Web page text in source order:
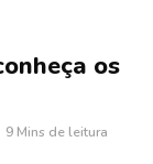
os
9 Mins de leitura